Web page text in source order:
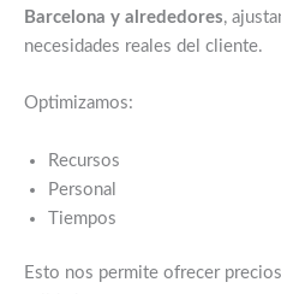
Barcelona y alrededores,
necesidades reales del cliente.
Optimizamos:
Recursos
Personal
Tiempos
Esto nos permite ofrecer